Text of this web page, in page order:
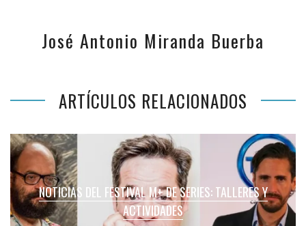
José Antonio Miranda Buerba
ARTÍCULOS RELACIONADOS
NOTICIAS DEL FESTIVAL M+ DE SERIES: TALLERES Y
ACTIVIDADES